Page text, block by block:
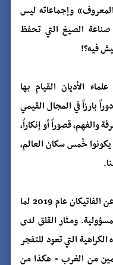
وإجماعاته ليس
الصيغ التي تحفظ
فيه؟!
الأديان القيام بها
بارزاً في المجال القيمي
والفهم، قصوراً أو إنكاراً،
خُمس سكان العالم،
وقد تأثرت كثيراً بوثيقة الأسرة الصادرة عن الفاتيكان عام 2019 لما
ومثار القلق لدى
التي تعود للتفجر
من الغرب - هكذا من